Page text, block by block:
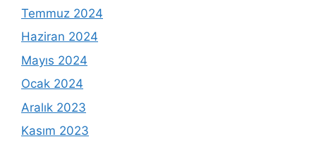
Temmuz 2024
Haziran 2024
Mayıs 2024
Ocak 2024
Aralık 2023
Kasım 2023